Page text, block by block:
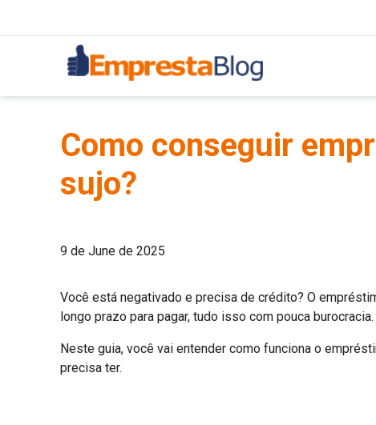
Como conseguir
sujo?
9 de June de 2025
Você está negativado e precisa de crédito? O
longo prazo para pagar, tudo isso com pouca burocracia.
Neste guia, você vai entender como funciona o
precisa ter.